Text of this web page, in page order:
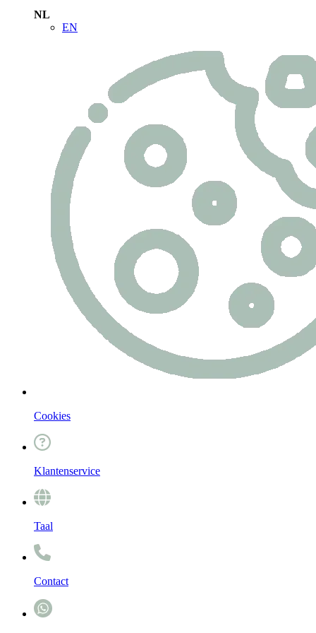
NL
EN
Cookies
Klantenservice
Taal
Contact